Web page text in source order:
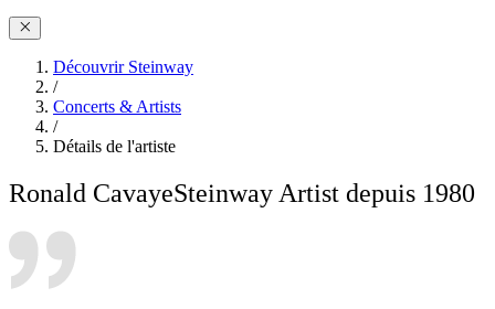
Découvrir Steinway
/
Concerts & Artists
/
Détails de l'artiste
Ronald CavayeSteinway Artist depuis 1980